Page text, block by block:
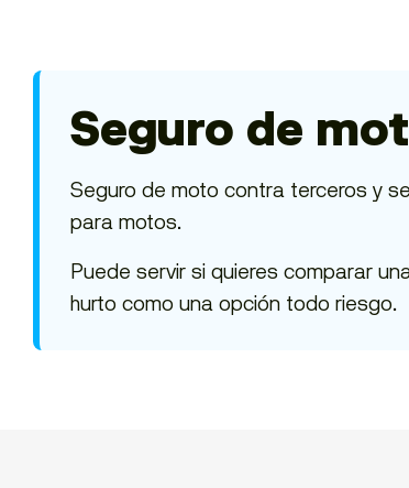
Seguro de
Seguro de moto contra terceros y
para motos.
Puede servir si quieres comparar
hurto como una opción todo riesgo.